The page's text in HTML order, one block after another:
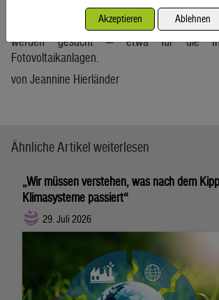
Chemielaboranten und Monteure von
Mechatroniker. Aber auch Dachdecker
werden gesucht — etwa für die
Fotovoltaikanlagen.
von Jeannine Hierländer
Ähnliche Artikel weiterlesen
„Wir müssen verstehen, was nach dem
Klimasysteme passiert“
29. Juli 2026
Akzeptieren Ablehnen